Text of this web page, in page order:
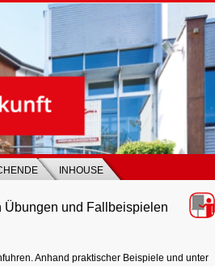
INHOUSE
Übungen und Fallbeispielen
Anhand praktischer Beispiele und unter